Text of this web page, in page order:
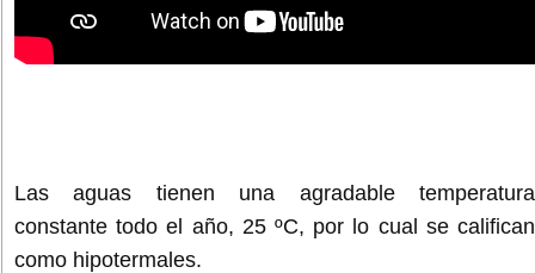
Las aguas tienen una agradable temperatura
constante todo el año, 25 ºC, por lo cual se califican
como hipotermales.